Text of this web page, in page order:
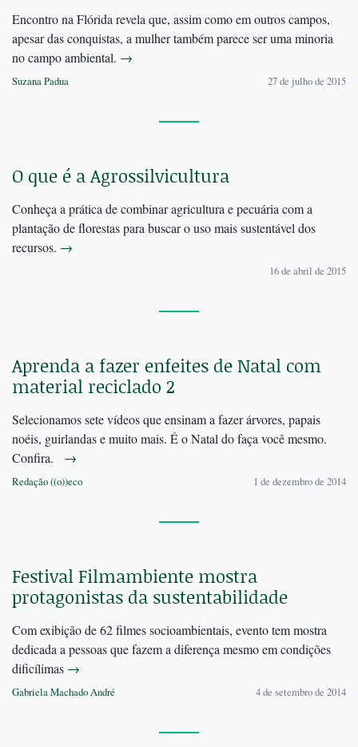
Encontro na Flórida revela que, assim como em outros campos,
apesar das conquistas, a mulher também parece ser uma minoria
no campo ambiental. →
Suzana Padua 27 de julho de 2015
O que é a Agrossilvicultura
Conheça a prática de combinar agricultura e pecuária com a
plantação de florestas para buscar o uso mais sustentável dos
recursos. →
16 de abril de 2015
Aprenda a fazer enfeites de Natal com
material reciclado 2
Selecionamos sete vídeos que ensinam a fazer árvores, papais
noéis, guirlandas e muito mais. É o Natal do faça você mesmo.
Confira. →
Redação ((o))eco 1 de dezembro de 2014
Festival Filmambiente mostra
protagonistas da sustentabilidade
Com exibição de 62 filmes socioambientais, evento tem mostra
dedicada a pessoas que fazem a diferença mesmo em condições
dificílimas →
Gabriela Machado André 4 de setembro de 2014